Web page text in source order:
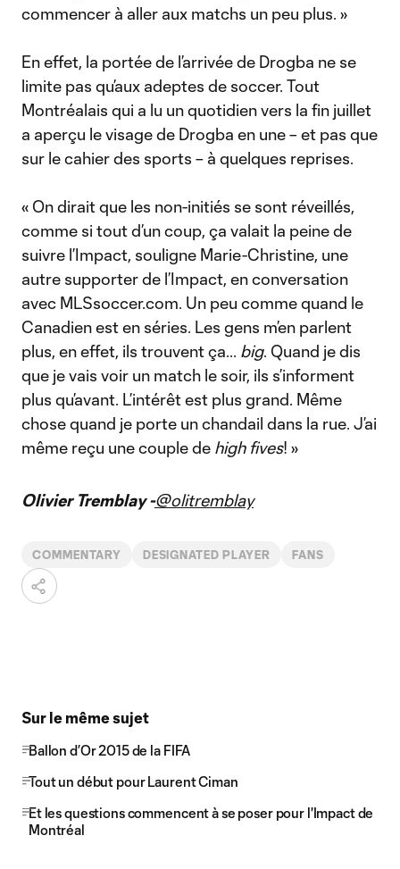
commencer à aller aux matchs un peu plus. »
En effet, la portée de l’arrivée de Drogba ne se
limite pas qu’aux adeptes de soccer. Tout
Montréalais qui a lu un quotidien vers la fin juillet
a aperçu le visage de Drogba en une – et pas que
sur le cahier des sports – à quelques reprises.
« On dirait que les non-initiés se sont réveillés,
comme si tout d’un coup, ça valait la peine de
suivre l’Impact, souligne Marie-Christine, une
autre supporter de l’Impact, en conversation
avec MLSsoccer.com. Un peu comme quand le
Canadien est en séries. Les gens m’en parlent
plus, en effet, ils trouvent ça... big. Quand je dis
que je vais voir un match le soir, ils s’informent
plus qu’avant. L’intérêt est plus grand. Même
chose quand je porte un chandail dans la rue. J’ai
même reçu une couple de high fives! »
Olivier Tremblay -@olitremblay
COMMENTARY DESIGNATED PLAYER FANS
Sur le même sujet
Ballon d’Or 2015 de la FIFA
Tout un début pour Laurent Ciman
Et les questions commencent à se poser pour l'Impact de
Montréal